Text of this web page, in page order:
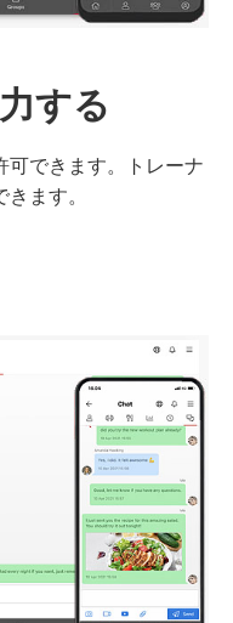
する
可できます。トレーナ
ます。